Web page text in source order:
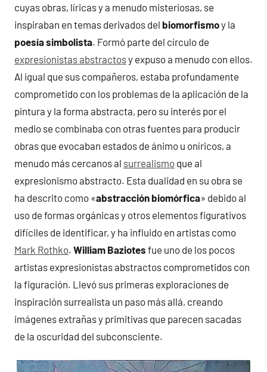
cuyas obras, líricas y a menudo misteriosas, se
inspiraban en temas derivados del biomorfismoy la
poesía simbolista. Formó parte del círculo de
expresionistas abstractosy expuso a menudo con ellos.
Al igual que sus compañeros, estaba profundamente
comprometido con los problemas de la aplicación de la
pintura y la forma abstracta, pero su interés por el
medio se combinaba con otras fuentes para producir
obras que evocaban estados de ánimo u oníricos, a
menudo más cercanos al surrealismo que al
expresionismo abstracto. Esta dualidad en su obra se
ha descrito como «abstracción biomórfica» debido al
uso de formas orgánicas y otros elementos figurativos
difíciles de identificar, y ha influido en artistas como
Mark Rothko. William Baziotes fue uno de los pocos
artistas expresionistas abstractos comprometidos con
la figuración. Llevó sus primeras exploraciones de
inspiración surrealista un paso más allá, creando
imágenes extrañas y primitivas que parecen sacadas
de la oscuridad del subconsciente.